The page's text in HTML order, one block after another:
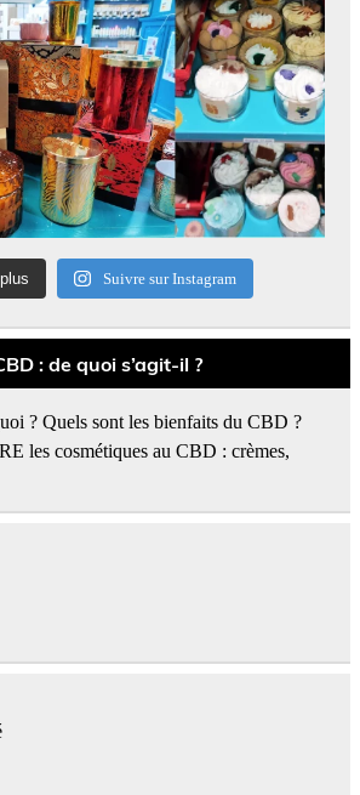
Suivre sur Instagram
: de quoi s’agit-il ?
? Quels sont les bienfaits du CBD ?
les cosmétiques au CBD : crèmes,